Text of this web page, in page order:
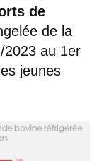
de
de la
2023 au 1er
jeunes